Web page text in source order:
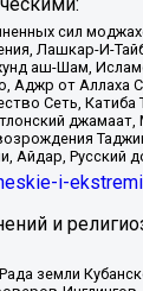
сил
Лашкар-И-
аш-Шам,
Аджр от Аллаха
Сеть,
Айдар, Русский
i-
и
земли